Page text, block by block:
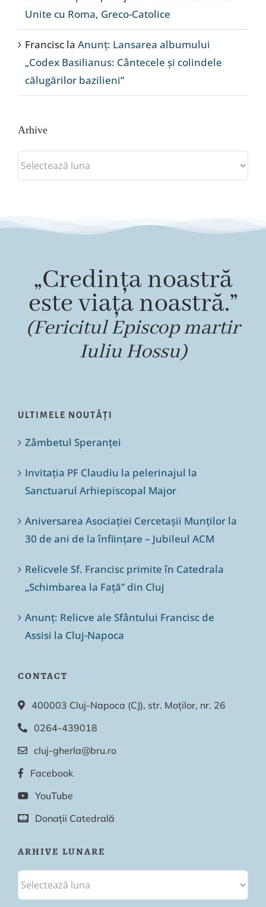
Unite cu Roma, Greco-Catolice
Francisc la Anunț: Lansarea albumului
„Codex Basilianus: Cântecele și colindele
călugărilor bazilieni”
Arhive
Arhive
„Credința noastră
este viața noastră.”
(Fericitul Episcop martir
Iuliu Hossu)
ULTIMELE NOUTĂȚI
Zâmbetul Speranței
Invitația PF Claudiu la pelerinajul la
Sanctuarul Arhiepiscopal Major
Aniversarea Asociației Cercetașii Munților la
30 de ani de la înființare – Jubileul ACM
Relicvele Sf. Francisc primite în Catedrala
„Schimbarea la Față” din Cluj
Anunț: Relicve ale Sfântului Francisc de
Assisi la Cluj-Napoca
CONTACT
400003 Cluj-Napoca (CJ), str. Moților, nr. 26
0264-439018
cluj-gherla@bru.ro
Facebook
YouTube
Donații Catedrală
ARHIVE LUNARE